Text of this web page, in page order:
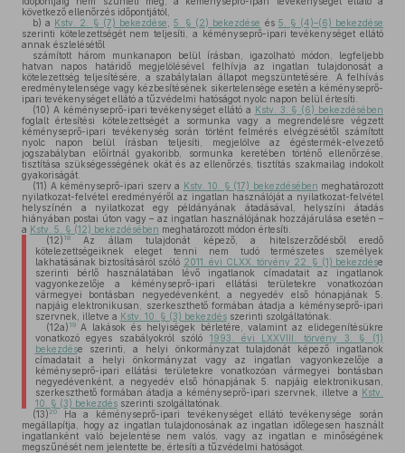
következő ellenőrzés időpontjától,
b) a Kstv. 2. § (7) bekezdése 5. § (2) bekezdése és 5. § (4)–(6) bekezdése
szerinti kötelezettségét nem teljesíti, a kéményseprő-ipari tevékenységet ellátó
annak észlelésétől
számított három munkanapon belül írásban, igazolható módon, legfeljebb
hatvan napos határidő megjelölésével felhívja az ingatlan tulajdonosát a
kötelezettség teljesítésére, a szabálytalan állapot megszüntetésére. A felhívás
eredménytelensége vagy kézbesítésének sikertelensége esetén a kéményseprő-
ipari tevékenységet ellátó a tűzvédelmi hatóságot nyolc napon belül értesíti.
(10) A kéményseprő-ipari tevékenységet ellátó a Kstv. 3. § (6) bekezdésében
foglalt értesítési kötelezettségét a sormunka vagy a megrendelésre végzett
kéményseprő-ipari tevékenység során történt felmérés elvégzésétől számított
nyolc napon belül írásban teljesíti, megjelölve az égéstermék-elvezető
jogszabályban előírtnál gyakoribb, sormunka keretében történő ellenőrzése,
tisztítása szükségességének okát és az ellenőrzés, tisztítás szakmailag indokolt
gyakoriságát.
(11) A kéményseprő-ipari szerv a Kstv. 10. § (17) bekezdésében meghatározott
nyilatkozat-felvétel eredményéről az ingatlan használóját a nyilatkozat-felvétel
helyszínén a nyilatkozat egy példányának átadásával, helyszíni átadás
hiányában postai úton vagy – az ingatlan használójának hozzájárulása esetén –
a Kstv. 5. § (12) bekezdésében meghatározott módon értesíti.
(12) 18Az állam tulajdonát képező, a hitelszerződésből eredő
kötelezettségeiknek eleget tenni nem tudó természetes személyek
lakhatásának biztosításáról szóló 2011. évi CLXX. törvény 22. § (1) bekezdése
szerinti bérlő használatában lévő ingatlanok címadatait az ingatlanok
vagyonkezelője a kéményseprő-ipari ellátási területekre vonatkozóan
vármegyei bontásban negyedévenként, a negyedév első hónapjának 5.
napjáig elektronikusan, szerkeszthető formában átadja a kéményseprő-ipari
szervnek, illetve a Kstv. 10. § (3) bekezdésszerinti szolgáltatónak.
(12a) 19A lakások és helyiségek bérletére, valamint az elidegenítésükre
vonatkozó egyes szabályokról szóló1993. évi LXXVIII. törvény 3. § (1)
bekezdése szerinti, a helyi önkormányzat tulajdonát képező ingatlanok
címadatait a helyi önkormányzat vagy az ingatlan vagyonkezelője a
kéményseprő-ipari ellátási területekre vonatkozóan vármegyei bontásban
negyedévenként, a negyedév első hónapjának 5. napjáig elektronikusan,
szerkeszthető formában átadja a kéményseprő-ipari szervnek, illetve a Kstv.
10. § (3) bekezdésszerinti szolgáltatónak.
(13) 20
Ha a kéményseprő-ipari tevékenységet ellátó tevékenysége során
megállapítja, hogy az ingatlan tulajdonosának az ingatlan időlegesen használt
ingatlanként való bejelentése nem valós, vagy az ingatlan e minőségének
megszűnését nem jelentette be, értesíti a tűzvédelmi hatóságot.